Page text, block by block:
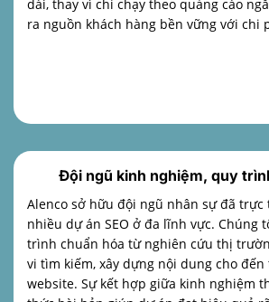
dài, thay vì chỉ chạy theo quảng cáo
ra nguồn khách hàng bền vững với chi
Đội ngũ kinh nghiệm, quy
Alenco sở hữu đội ngũ nhân sự đã
nhiều dự án SEO ở đa lĩnh vực. Chúng
trình chuẩn hóa từ nghiên cứu thị
vi tìm kiếm, xây dựng nội dung cho
website. Sự kết hợp giữa kinh nghiệm